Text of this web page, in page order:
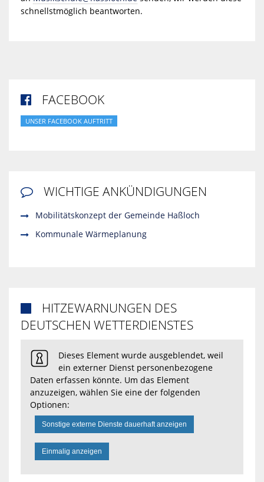
schnellstmöglich beantworten.
 FACEBOOK
UNSER FACEBOOK AUFTRITT
 WICHTIGE ANKÜNDIGUNGEN
Mobilitätskonzept der Gemeinde Haßloch
Kommunale Wärmeplanung
HITZEWARNUNGEN DES
DEUTSCHEN WETTERDIENSTES
Dieses Element wurde ausgeblendet, weil
ein externer Dienst personenbezogene
Daten erfassen könnte. Um das Element
anzuzeigen, wählen Sie eine der folgenden
Optionen:
Sonstige externe Dienste dauerhaft anzeigen
Einmalig anzeigen